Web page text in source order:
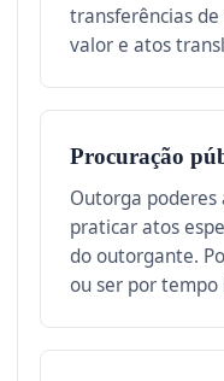
transferências
valor e atos
Procuração
Outorga
praticar atos
do outorgante.
ou ser por